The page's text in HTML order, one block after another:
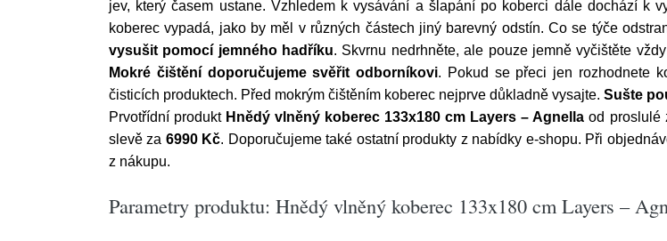
jev, který časem ustane. Vzhledem k vysávání a šlapání po koberci dále dochází k
koberec vypadá, jako by měl v různých částech jiný barevný odstín. Co se týče
vysušit pomocí jemného hadříku. Skvrnu nedrhněte, ale pouze jemně vyčištěte
Mokré čištění doporučujeme svěřit odborníkovi. Pokud se přeci jen rozhodnete
čisticích produktech. Před mokrým čištěním koberec nejprve důkladně vysajte. Sušte
Prvotřídní produkt Hnědý vlněný koberec 133x180 cm Layers – Agnella od proslulé
slevě za 6990 Kč. Doporučujeme také ostatní produkty z nabídky e-shopu. Při
z nákupu.
Parametry produktu: Hnědý vlněný koberec 133x180 cm Layers –